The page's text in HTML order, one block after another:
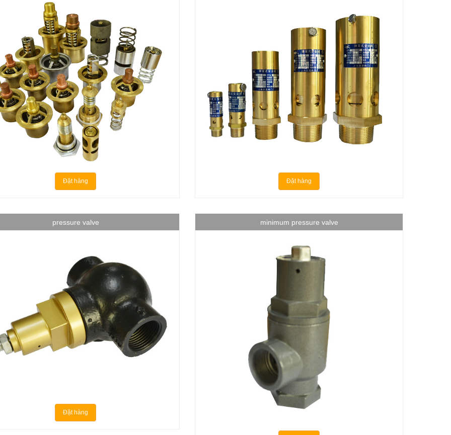
Đặt hàng Đặt hàng
pressure valve
Đặt hàng
minimum pressure valve